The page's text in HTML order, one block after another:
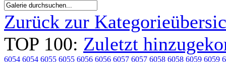
Zurück zur
TOP 100: Zuletzt
6054 6054 6055 6055 6056 6056 6057 6057 6058 6058 6059 6059